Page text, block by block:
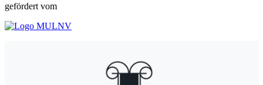
gefördert vom